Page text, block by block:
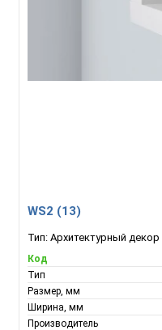
WS2 (13)
Тип: Архитектурный декор
Код
Тип
Размер, мм
Ширина, мм
Производитель